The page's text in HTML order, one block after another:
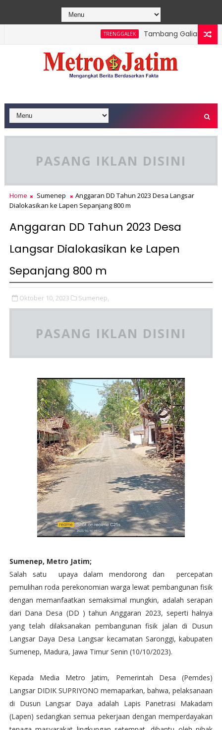
TRENGGALEK
Tambang Galian C
Bendungan dan Perhutani Patroli Terpadu Serta Edukasi
PASANG IKLAN DISINI
Home Sumenep
Anggaran DD Tahun 2023 Desa Langsar
Dialokasikan ke Lapen Sepanjang 800 m
Anggaran DD Tahun 2023 Desa
Langsar Dialokasikan ke Lapen
Sepanjang 800 m
Oktober 10, 2023 Sumenep,
PASANG IKLAN DISINI
Sumenep, Metro Jatim;
Salah satu upaya dalam mendorong dan percepatan
pemulihan roda perekonomian warga lewat pembangunan fisik
dengan memanfaatkan semaksimal mungkin, adalah serapan
dari Dana Desa (DD ) tahun Anggaran 2023, seperti halnya
yang telah dilaksanakan pembangunan fisik jalan di Dusun
Langsar Daya Desa Langsar kecamatan Saronggi, kabupaten
Sumenep, Madura, Jawa Timur Senin (10/10/2023).
Kepada Media Metro Jatim, Pemerintah Desa (Pemdes)
Langsar DIDIK SUPRIYONO memaparkan, bahwa, pelaksanaan
di Dusun Langsar Daya adalah Lapis Panetrasi Makadam
(Lapen) sedangkan semua pekerjaan dengan memperdayakan